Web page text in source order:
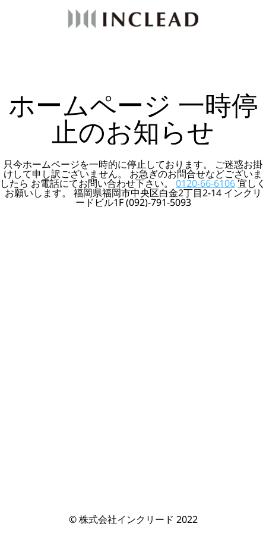
ホームページ 一時停
止のお知らせ
只今ホームページを一時的に停止しております。 ご迷惑お掛
けして申し訳ございません。 お急ぎのお問合せなどございま
したら お電話にてお問い合わせ下さい。0120-66-6106宜しく
お願いします。 福岡県福岡市中央区白金2丁目2-14 インクリ
ードビル1F (092)-791-5093
© 株式会社インクリード 2022